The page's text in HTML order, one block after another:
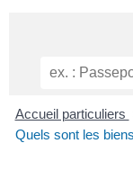
Accueil particuliers
Quels sont les